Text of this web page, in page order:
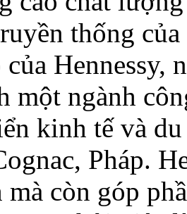
thống
của Hennessy,
một ngành
kinh tế và
Pháp.
còn góp